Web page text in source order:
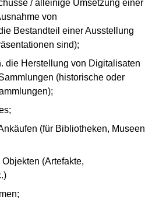
/ alleinige Umsetzung einer
von
Bestandteil einer Ausstellung
sind);
die Herstellung von Digitalisaten
(historische oder
(für Bibliotheken, Museen
(Artefakte,